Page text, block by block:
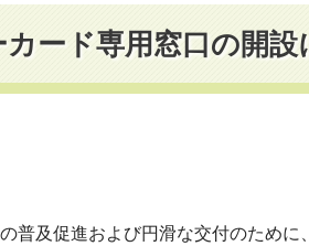
ード専用窓口の開設
普及促進および円滑な交付のため